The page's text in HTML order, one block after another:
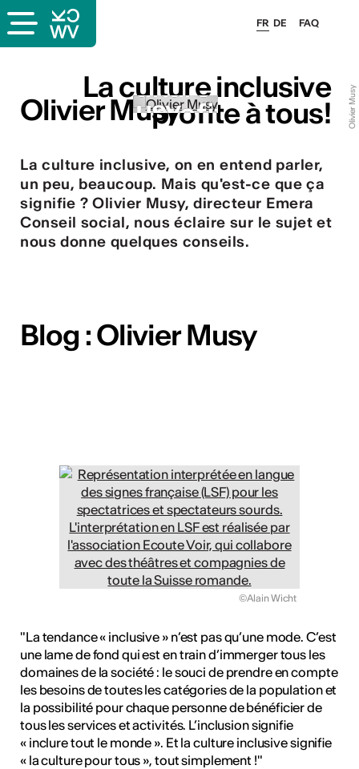
FAQ
FR DE
La culture inclusive
profite à tous!
Olivier Musy Olivier Musy
La culture inclusive
profite à tous!
Olivier Musy
La culture inclusive, on en entend parler,
un peu, beaucoup. Mais qu'est-ce que ça
signifie ? Olivier Musy, directeur Emera
Conseil social, nous éclaire sur le sujet et
nous donne quelques conseils.
Blog : Olivier Musy
©Alain Wicht
"La tendance « inclusive » n’est pas qu’une mode. C’est
une lame de fond qui est en train d’immerger tous les
domaines de la société : le souci de prendre en compte
les besoins de toutes les catégories de la population et
la possibilité pour chaque personne de bénéficier de
tous les services et activités. L’inclusion signifie
« inclure tout le monde ». Et la culture inclusive signifie
« la culture pour tous », tout simplement !"